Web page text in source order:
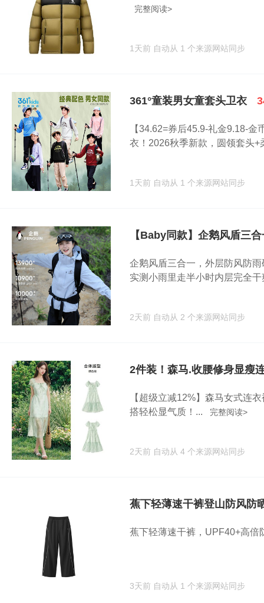
完整阅读>
1天前 自动从 1 个来源网站同步
361°童装男女童套头卫衣
【34.62=券后45.9-礼金9.18-
衣！2026秋季新款，圆领套头+
1天前 自动从 1 个来源网站同步
【Baby同款】企鹅风盾三
企鹅风盾三合一，外层防风防
实测小雨里走半小时内层完全干
2天前 自动从 2 个来源网站同步
2件装！森马.收腰修身显瘦
【超级立减12%】森马女式连
搭轻松显气质！...
完整阅读>
2天前 自动从 4 个来源网站同步
蕉下轻薄速干裤登山防风防
蕉下轻薄速干裤，UPF40+高倍
3天前 自动从 1 个来源网站同步